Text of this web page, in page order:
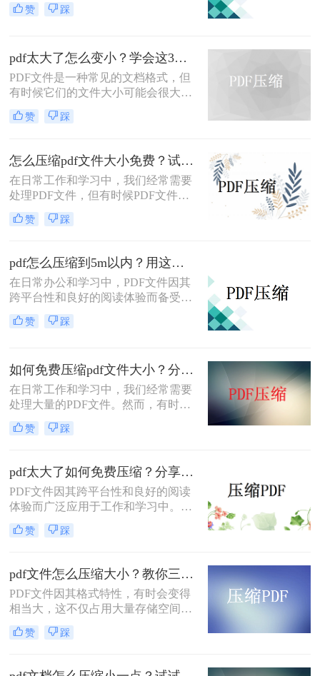
富内容往往导致PDF文件体积庞大，
绍三种简单实用的PDF压缩技巧，助
你轻松优化PDF文件，提升文档传输
效率。
赞 踩
pdf太大了怎么变小？学会这3个方法就够了！
PDF文件是一种常见的文档格式，但
有时候它们的文件大小可能会很大，
难以通过电子邮件或其他方式共享。
在这种情况下，大家可以使用以下方
大了怎么变小吧。
赞 踩
怎么压缩pdf文件大小免费？试试这二种压缩方法！
在日常工作和学习中，我们经常需要
处理PDF文件，但有时候PDF文件过
大，不便于传输和存储。那么怎么压
缩pdf文件大小免费呢？本文将介绍两
赞 踩
pdf怎么压缩到5m以内？用这二种压缩方法！
在日常办公和学习中，PDF文件因其
跨平台性和良好的阅读体验而备受欢
迎。然而，有时PDF文件过大，不仅
占用存储空间，还会影响传输速度。
的方法。
赞 踩
如何免费压缩pdf文件大小？分享二个实用压缩方法！
在日常工作和学习中，我们经常需要
处理大量的PDF文件。然而，有时候
PDF文件过大，不仅占用存储空间，
还会影响上传和分享的速度。为了解
文将介绍两种免费压缩PDF文件大小
的方法。
赞 踩
pdf太大了如何免费压缩？分享二种压缩方法！
PDF文件因其跨平台性和良好的阅读
体验而广泛应用于工作和学习中。然
而，有时PDF文件体积过大，不仅占
用存储空间，还会影响传输速度。那
介绍两种免费压缩PDF文件的方法。
赞 踩
pdf文件怎么压缩大小？教你三种实用压缩方法！
PDF文件因其格式特性，有时会变得
相当大，这不仅占用大量存储空间，
还可能影响传输速度。那么pdf文件怎
么压缩大小呢？本文将介绍三种有效
赞 踩